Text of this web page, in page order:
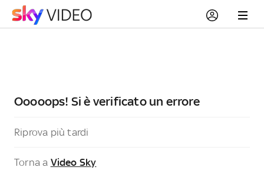
Ooooops! Si è verificato un errore
Riprova più tardi
Torna a Video Sky